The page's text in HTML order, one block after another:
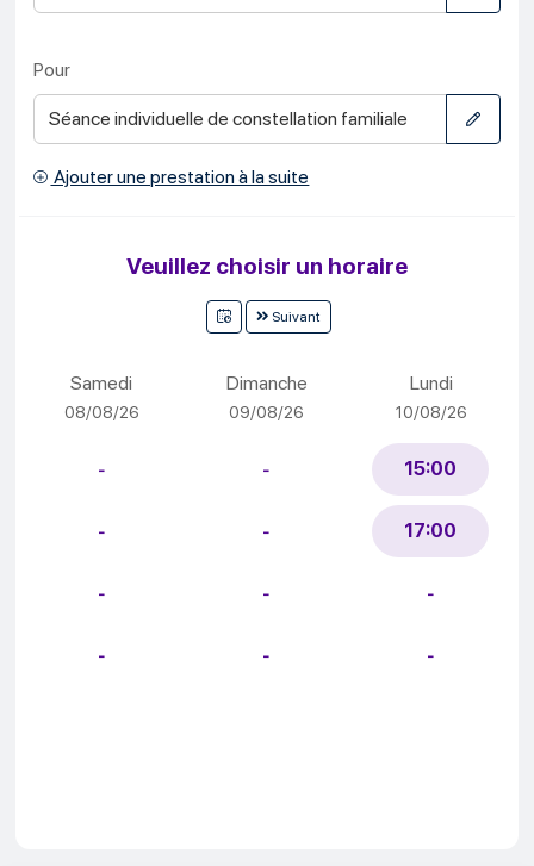
Pour
Séance individuelle de constellation familiale
Ajouter une prestation à la suite
Veuillez choisir un horaire
Suivant
Samedi
08/08/26
Dimanche
09/08/26
Lundi
10/08/26
-
-
-
-
-
-
-
-
15:00
17:00
-
-